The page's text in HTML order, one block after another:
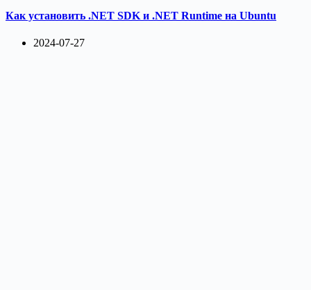
Как установить .NET SDK и .NET Runtime на Ubuntu
2024-07-27